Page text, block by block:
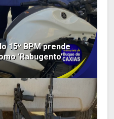
15º BPM prende
‘Rabugento’